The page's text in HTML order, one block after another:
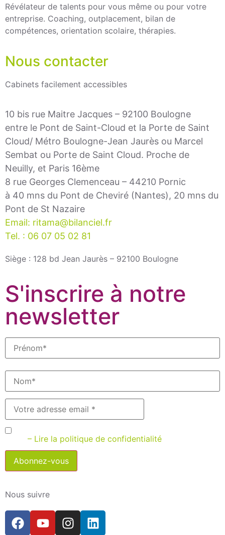
Révélateur de talents pour vous même ou pour votre
entreprise. Coaching, outplacement, bilan de
compétences, orientation scolaire, thérapies.
Nous contacter
Cabinets facilement accessibles
10 bis rue Maitre Jacques – 92100 Boulogne
entre le Pont de Saint-Cloud et la Porte de Saint
Cloud/ Métro Boulogne-Jean Jaurès ou Marcel
Sembat ou Porte de Saint Cloud. Proche de
Neuilly, et Paris 16ème
8 rue Georges Clemenceau – 44210 Pornic
à 40 mns du Pont de Cheviré (Nantes), 20 mns du
Pont de St Nazaire
Email: ritama@bilanciel.fr
Tel. : 06 07 05 02 81
Siège : 128 bd Jean Jaurès – 92100 Boulogne
S'inscrire à notre
newsletter
– Lire la politique de confidentialité
Nous suivre